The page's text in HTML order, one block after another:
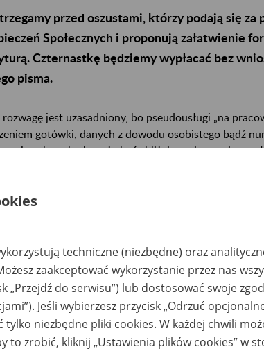
przed oszustami, którzy podają się za
Społecznych i proponują załatwienie
Czternastkę będziemy wypłacać bez
pisma.
jest uzasadniony, bo pseudousługi „na
gotówki, danych z dowodu osobistego bądź
praktyk może być zbliżający się termin
dodatkowego świadczenia rozpocznie się 25
pism, formularzy czy wniosków.
ZUS nie odwiedzają emerytów, rencistów i
usług. Niestety ciągle się zdarza, że osoby
szybkie załatwienie formalności.
pomocy w wypełnieniu wniosku, żądanie danych
ostrzegawczym. Jeśli tożsamość takiej osoby
i najbliższą placówkę ZUS.
techniczne (niezbędne) oraz
zaakceptować wykorzystanie przez nas
„Przejdź do serwisu”) lub dostosować swoje
Jeśli wybierzesz przycisk „Odrzuć
tylko niezbędne pliki cookies. W każdej chwili
to zrobić, kliknij „Ustawienia plików cookies” w